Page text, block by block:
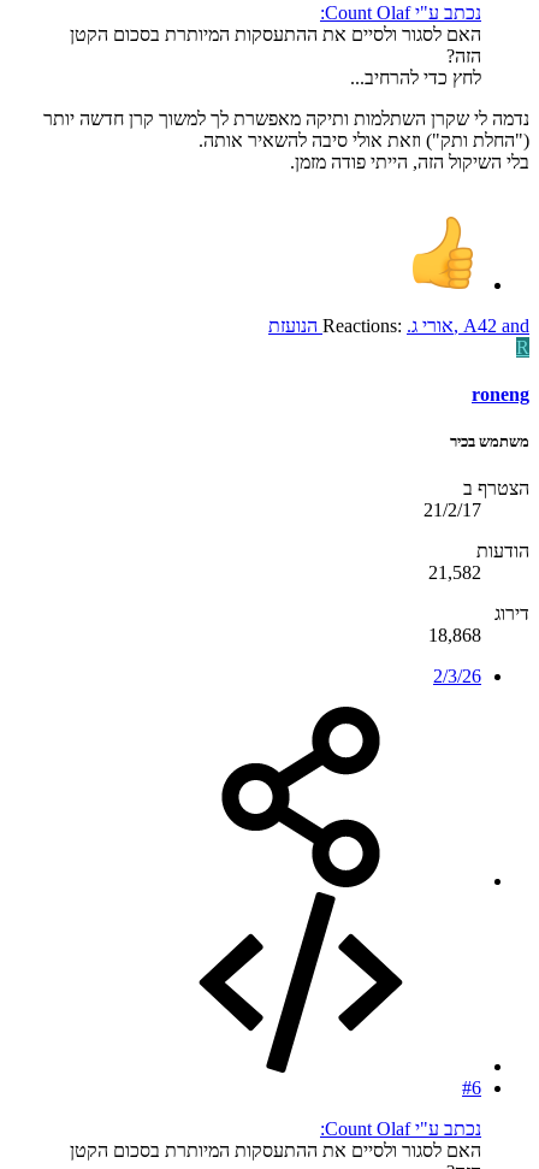
נכתב ע"י Count Olaf:
האם לסגור ולסיים את ההתעסקות המיותרת בסכום הקטן
הזה?
לחץ כדי להרחיב...
נדמה לי שקרן השתלמות ותיקה מאפשרת לך למשוך קרן חדשה יותר
("החלת ותק") וזאת אולי סיבה להשאיר אותה.
בלי השיקול הזה, הייתי פודה מזמן.
Reactions: אורי ג., A42 and
הנועזת
R
roneng
משתמש בכיר
הצטרף ב
21/2/17
הודעות
21,582
דירוג
18,868
2/3/26
#6
נכתב ע"י Count Olaf:
האם לסגור ולסיים את ההתעסקות המיותרת בסכום הקטן